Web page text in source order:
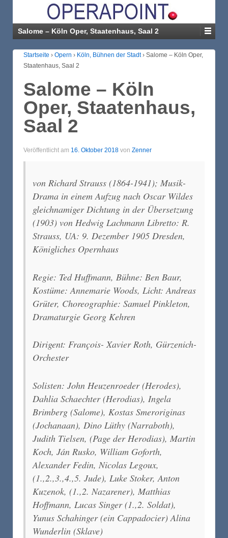
Salome – Köln Oper, Staatenhaus, Saal 2
Startseite › Opern › Köln, Bühnen der Stadt › Salome – Köln Oper,
Staatenhaus, Saal 2
Salome – Köln
Oper, Staatenhaus,
Saal 2
Veröffentlicht am 16. Oktober 2018 von Zenner
von Richard Strauss (1864-1941); Musik-
Drama in einem Aufzug nach Oscar Wildes
gleichnamiger Dichtung in der Übersetzung
(1903) von Hedwig Lachmann Libretto: R.
Strauss, UA: 9. Dezember 1905 Dresden,
Königliches Opernhaus
Regie: Ted Huffmann, Bühne: Ben Baur,
Kostüme: Annemarie Woods, Licht: Andreas
Grüter, Choreographie: Samuel Pinkleton,
Dramaturgie Georg Kehren
Dirigent: François- Xavier Roth, Gürzenich-
Orchester
Solisten: John Heuzenroeder (Herodes),
Dahlia Schaechter (Herodias), Ingela
Brimberg (Salome), Kostas Smeroriginas
(Jochanaan), Dino Lüthy (Narraboth),
Judith Tielsen, (Page der Herodias), Martin
Koch, Ján Rusko, William Goforth,
Alexander Fedin, Nicolas Legoux,
(1.,2.,3.,4.,5. Jude), Luke Stoker, Anton
Kuzenok, (1.,2. Nazarener), Matthias
Hoffmann, Lucas Singer (1.,2. Soldat),
Yunus Schahinger (ein Cappadocier) Alina
Wunderlin (Sklave)